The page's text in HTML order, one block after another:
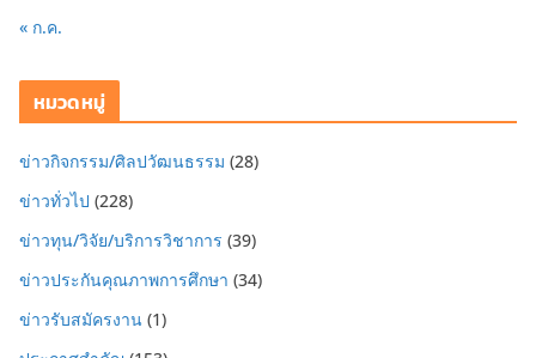
« ก.ค.
หมวดหมู่
ข่าวกิจกรรม/ศิลปวัฒนธรรม (28)
ข่าวทั่วไป (228)
ข่าวทุน/วิจัย/บริการวิชาการ (39)
ข่าวประกันคุณภาพการศึกษา (34)
ข่าวรับสมัครงาน (1)